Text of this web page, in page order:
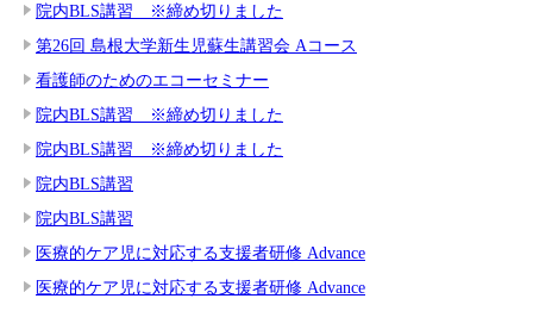
院内BLS講習 ※締め切りました
第26回 島根大学新生児蘇生講習会 Aコース
看護師のためのエコーセミナー
院内BLS講習 ※締め切りました
院内BLS講習 ※締め切りました
院内BLS講習
院内BLS講習
医療的ケア児に対応する支援者研修 Advance
医療的ケア児に対応する支援者研修 Advance